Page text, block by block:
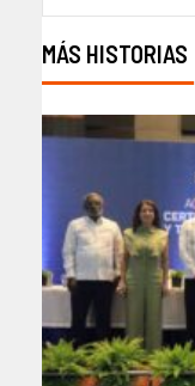
MÁS HISTORIAS